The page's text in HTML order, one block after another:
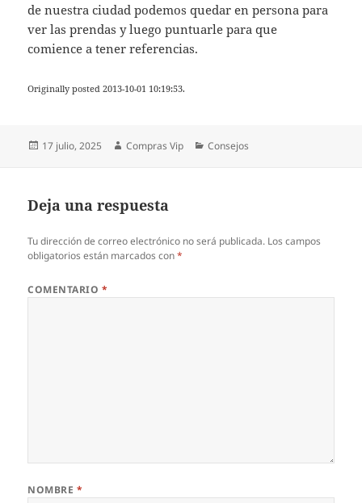
de nuestra ciudad podemos quedar en persona para
ver las prendas y luego puntuarle para que
comience a tener referencias.
Originally posted 2013-10-01 10:19:53.
Publicado
17 julio, 2025 Autor
Compras Vip Categorías
Consejos
Deja una respuesta
Tu dirección de correo electrónico no será publicada. Los campos
obligatorios están marcados con*
COMENTARIO *
NOMBRE *